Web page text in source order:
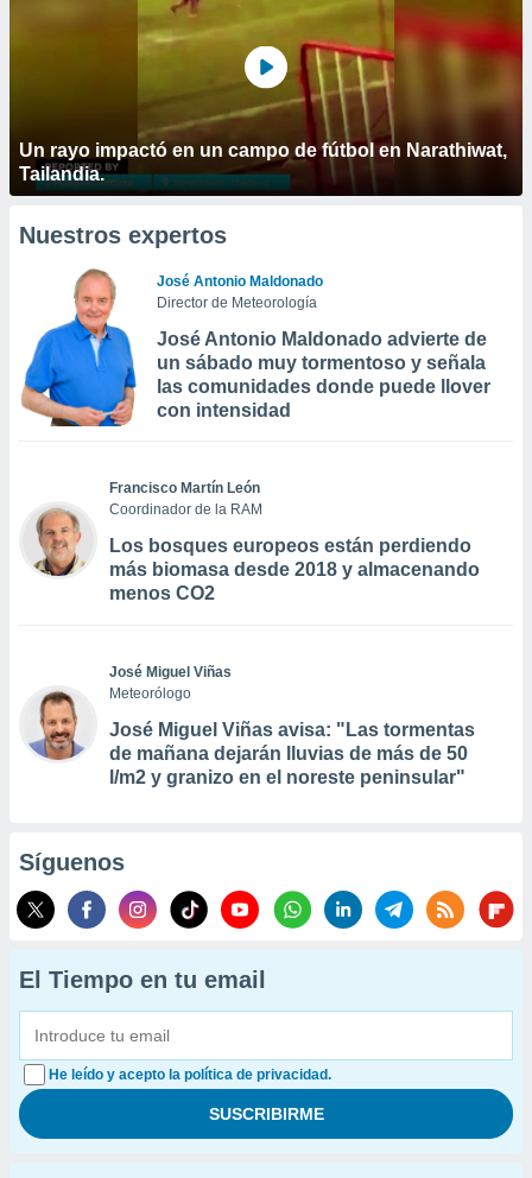
Un rayo impactó en un campo de fútbol en Narathiwat,
Tailandia.
Nuestros expertos
José Antonio Maldonado
Director de Meteorología
José Antonio Maldonado advierte de
un sábado muy tormentoso y señala
las comunidades donde puede llover
con intensidad
Francisco Martín León
Coordinador de la RAM
Los bosques europeos están perdiendo
más biomasa desde 2018 y almacenando
menos CO2
José Miguel Viñas
Meteorólogo
José Miguel Viñas avisa: "Las tormentas
de mañana dejarán lluvias de más de 50
l/m2 y granizo en el noreste peninsular"
Síguenos
El Tiempo en tu email
He leído y acepto la política de privacidad.